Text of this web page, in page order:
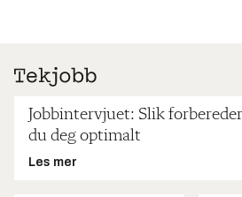
Jobbintervjuet: Slik forbereder
du deg optimalt
Les mer